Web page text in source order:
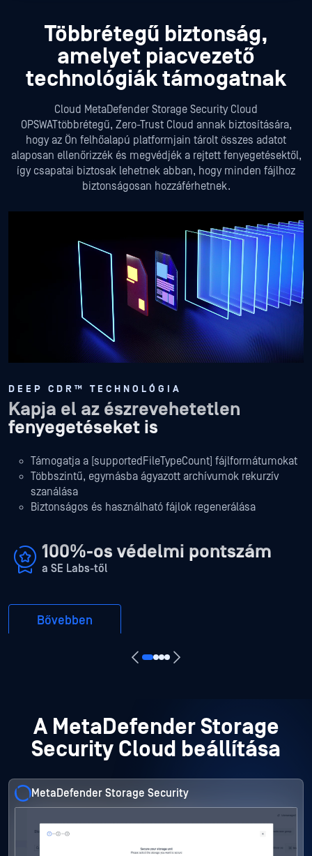
Többrétegű biztonság,
amelyet piacvezető
technológiák támogatnak
Cloud MetaDefender Storage Security Cloud
OPSWATtöbbrétegű, Zero-Trust Cloud annak biztosítására,
hogy az Ön felhőalapú platformjain tárolt összes adatot
alaposan ellenőrizzék és megvédjék a rejtett fenyegetésektől,
így csapatai biztosak lehetnek abban, hogy minden fájlhoz
biztonságosan hozzáférhetnek.
DEEP CDR™ TECHNOLÓGIA
Kapja el az észrevehetetlen
fenyegetéseket is
Támogatja a [supportedFileTypeCount] fájlformátumokat
Többszintű, egymásba ágyazott archívumok rekurzív
szanálása
Biztonságos és használható fájlok regenerálása
100%-os védelmi pontszám
a SE Labs-től
Bővebben
A MetaDefender Storage
Security Cloud beállítása
MetaDefender Storage Security
MetaDefender Storage Security
MetaDefender Storage Security